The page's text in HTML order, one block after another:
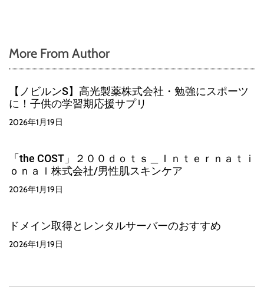
More From Author
【ノビルンS】高光製薬株式会社・勉強にスポーツ
に！子供の学習期応援サプリ
2026年1月19日
「the COST」２００ｄｏｔｓ＿Ｉｎｔｅｒｎａｔｉ
ｏｎａｌ株式会社/男性肌スキンケア
2026年1月19日
ドメイン取得とレンタルサーバーのおすすめ
2026年1月19日